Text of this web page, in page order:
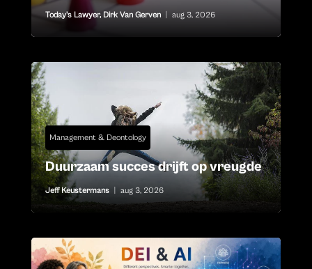
Today's Lawyer, Dirk Van Gerven aug 3, 2026
Management & Deontology
Duurzaam succes drijft op vreugde
Jeff Keustermans aug 3, 2026